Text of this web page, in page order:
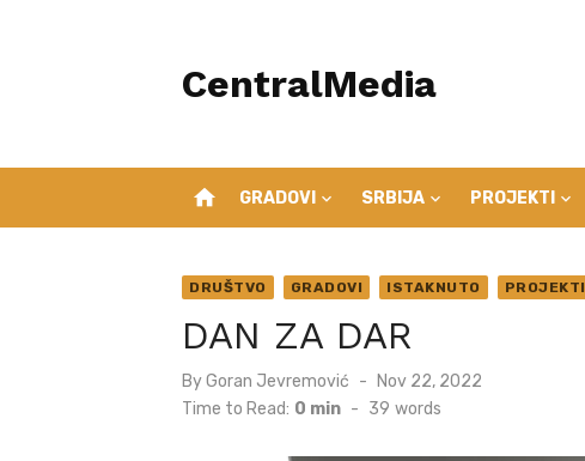
CentralMedia
home GRADOVI SRBIJA PROJEKTI
DRUŠTVO GRADOVI ISTAKNUTO PROJEKTI
DAN ZA DAR
ByGoran Jevremović
Posted
on
Nov 22, 2022
Time to Read: 0 min - 39 words